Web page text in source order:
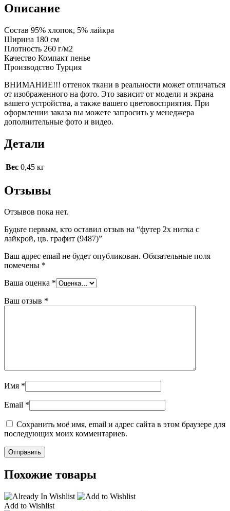
Описание
Состав 95% хлопок, 5% лайкра
Ширина 180 см
Плотность 260 г/м2
Качество Компакт пенье
Производство Турция
ВНИМАНИЕ!!! оттенок ткани в реальности может отличаться
от изображенного на фото. Это зависит от модели и экрана
вашего устройства, а также вашего цветовосприятия. При
оформлении заказа вы можете запросить у менеджера
дополнительные фото и видео.
Детали
Вес 0,45 кг
Отзывы
Отзывов пока нет.
Будьте первым, кто оставил отзыв на “футер 2х нитка с
лайкрой, цв. графит (9487)”
Ваш адрес email не будет опубликован. Обязательные поля
помечены *
Ваша оценка *
Ваш отзыв *
Имя *
Email *
Сохранить моё имя, email и адрес сайта в этом браузере для
последующих моих комментариев.
Похожие товары
Add to Wishlist